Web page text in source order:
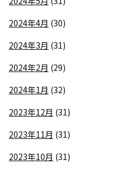
2024年4月 (30)
2024年3月 (31)
2024年2月 (29)
2024年1月 (32)
2023年12月 (31)
2023年11月 (31)
2023年10月 (31)